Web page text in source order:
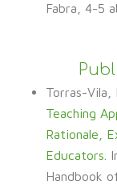
Fabra, 4-5
Torras-Vila,
Teaching
Rationale,
Educators.
Handbook